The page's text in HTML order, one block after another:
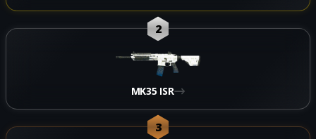
2
MK35 ISR
3